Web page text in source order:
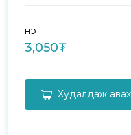
Үнэ
3,050₮
Худалдаж авах